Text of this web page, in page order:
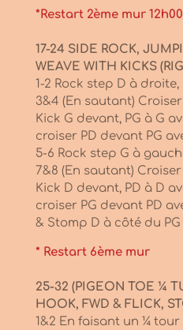
*Restart 2ème mur 12h00
17-24 SIDE ROCK,
WEAVE WITH KICKS
1-2 Rock step D à droite,
3&4 (En sautant)
Kick G devant, PG à G
croiser PD devant PG
5-6 Rock step G à
7&8 (En sautant)
Kick D devant, PD à D
croiser PG devant PD
& Stomp D à côté du PG
* Restart 6ème mur
25-32 (PIGEON TOE ¼
HOOK, FWD & FLICK,
1&2 En faisant un ¼ tour